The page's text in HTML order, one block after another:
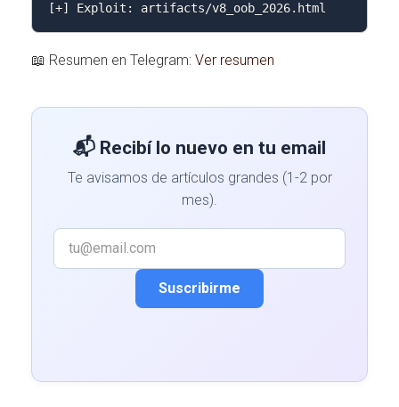
[+] Exploit: artifacts/v8_oob_2026.html
📖 Resumen en Telegram: Ver resumen
📬 Recibí lo nuevo en tu email
Te avisamos de artículos grandes (1-2 por
mes).
Suscribirme